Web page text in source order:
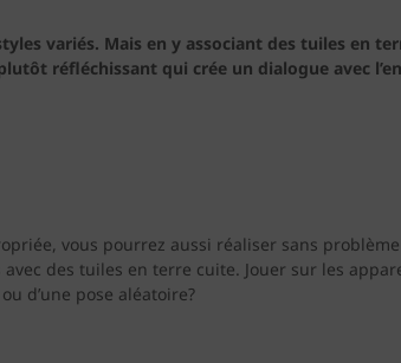
variés. Mais en y associant des tuiles en
réfléchissant qui crée un dialogue avec
vous pourrez aussi réaliser sans
des tuiles en terre cuite. Jouer sur les
d’une pose aléatoire?